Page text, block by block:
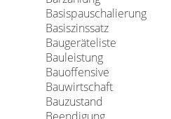
Basispauschalierung
Basiszinssatz
Baugeräteliste
Bauleistung
Bauoffensive
Bauwirtschaft
Bauzustand